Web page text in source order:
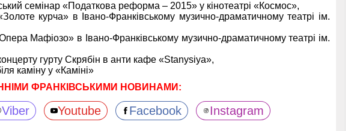
семінар «Податкова реформа – 2015» у кінотеатрі «Космос»,
курча» в Івано-Франківському музично-драматичному театрі ім.
Мафіозо» в Івано-Франківському музично-драматичному театрі ім.
гурту Скрябін в анти кафе «Stanysiya»,
каміну у «Каміні»
ФРАНКІВСЬКИМИ НОВИНАМИ:
Viber Youtube Facebook Instagram